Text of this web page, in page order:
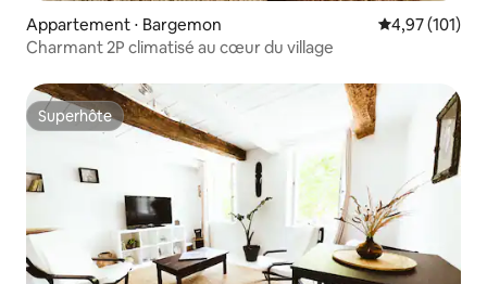
Appartement ⋅ Bargemon Évaluation
4,97 (101)
Charmant 2P climatisé au cœur du village
Superhôte
Superhôte